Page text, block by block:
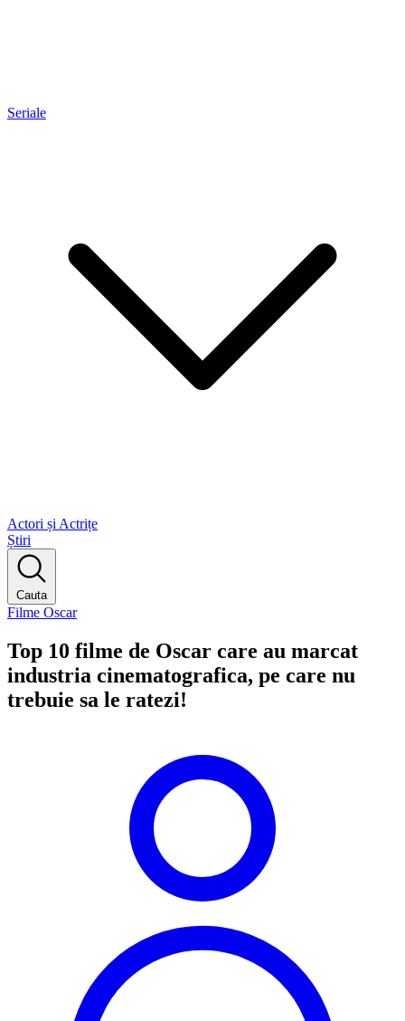
Seriale
Actori și Actrițe
Știri
Cauta
Filme Oscar
Top 10 filme de Oscar care au marcat
industria cinematografica, pe care nu
trebuie sa le ratezi!